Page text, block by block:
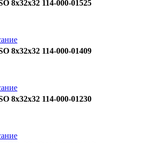
8x32x32 114-000-01525
8x32x32 114-000-01409
8x32x32 114-000-01230